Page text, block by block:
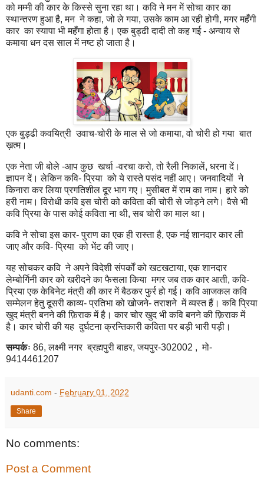
को मम्मी की कार के किस्से सुना रहा था। कवि ने मन में सोचा कार का
स्थान्तरण हुआ है, मन ने कहा, जो ले गया, उसके काम आ रही होगी, मगर महँगी
कार का स्यापा भी महँगा होता है। एक बुड्ढी दादी तो कह गई - अन्याय से
कमाया धन दस साल में नष्ट हो जाता है।
एक बुड्ढी कवयित्री उवाच-चोरी के माल से जो कमाया, वो चोरी हो गया बात
ख़त्म।
एक नेता जी बोले -आप कुछ खर्चा -वरचा करो, तो रैली निकालें, धरना दें।
ज्ञापन दें। लेकिन कवि- प्रिया को ये रास्ते पसंद नहीं आए। जनवादियों ने
किनारा कर लिया प्रगतिशील दूर भाग गए। मुसीबत में राम का नाम। हारे को
हरी नाम। विरोधी कवि इस चोरी को कविता की चोरी से जोड़ने लगे। वैसे भी
कवि प्रिया के पास कोई कविता ना थी, सब चोरी का माल था।
कवि ने सोचा इस कार- पुराण का एक ही रास्ता है, एक नई शानदार कार ली
जाए और कवि- प्रिया को भेंट की जाए।
यह सोचकर कवि ने अपने विदेशी संपर्कों को खटखटाया, एक शानदार
लेम्बोर्गिनी कार को खरीदने का फैसला किया मगर जब तक कार आती, कवि-
प्रिया एक केबिनेट मंत्री की कार में बैठकर फुर्र हो गई। कवि आजकल कवि
सम्मेलन हेतु दूसरी काव्य- प्रतिभा को खोजने- तराशने में व्यस्त हैं। कवि प्रिया
खुद मंत्री बनने की फ़िराक में है। कार चोर खुद भी कवि बनने की फ़िराक में
है। कार चोरी की यह दुर्घटना क्रन्तिकारी कविता पर बड़ी भारी पड़ी।
सम्पर्कः 86, लक्ष्मी नगर ब्रह्मपुरी बाहर, जयपुर-302002 , मो-
9414461207
udanti.com - February 01, 2022
Share
No comments:
Post a Comment